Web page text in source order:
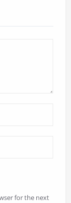
for the next